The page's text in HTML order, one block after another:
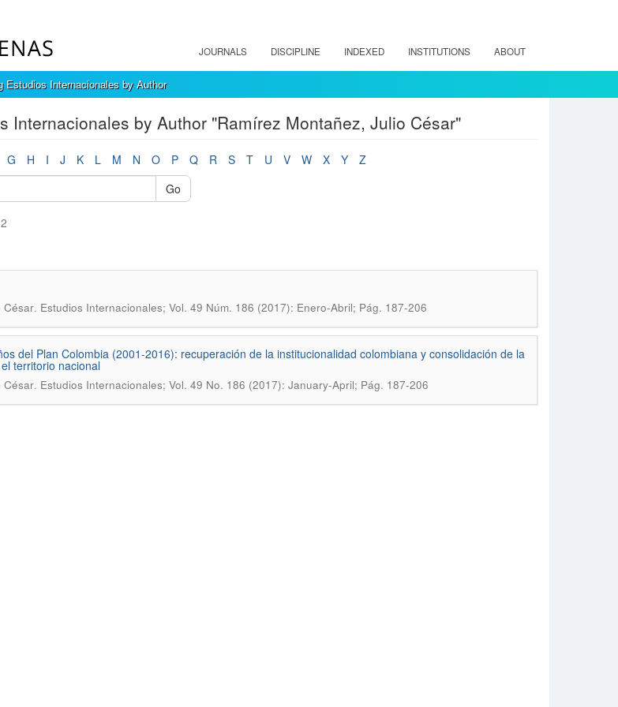
JOURNALS DISCIPLINE INDEXED INSTITUTIONS ABOUT
Estudios Internacionales by Author
Internacionales by Author "Ramírez Montañez, Julio César"
G H I J K L M N O P Q R S T U V W X Y
Z
Go
César. Estudios Internacionales; Vol. 49 Núm. 186 (2017): Enero-Abril; Pág. 187-206
del Plan Colombia (2001-2016): recuperación de la institucionalidad colombiana y consolidación de la
territorio nacional
César. Estudios Internacionales; Vol. 49 No. 186 (2017): January-April; Pág. 187-206